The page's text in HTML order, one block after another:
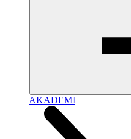
AKADEMI